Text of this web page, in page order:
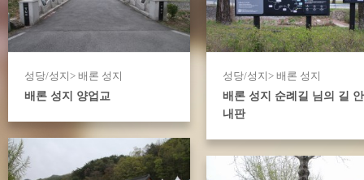
성당/성지> 배론 성지
배론 성지 양업교
성당/성지> 배론 성지
배론 성지 순례길 님의 길 안
내판